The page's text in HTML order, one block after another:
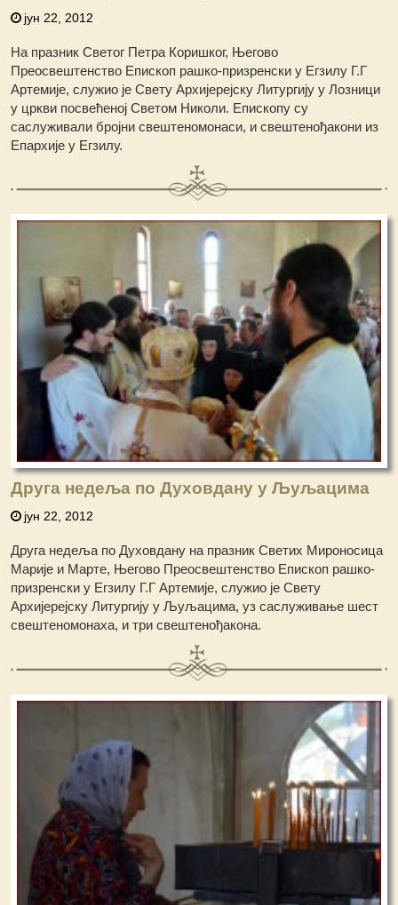
јун 22, 2012
На празник Светог Петра Коришког, Његово
Преосвештенство Епископ рашко-призренски у Егзилу Г.Г
Артемије, служио је Свету Архијерејску Литургију у Лозници
у цркви посвећеној Светом Николи. Епископу су
саслуживали бројни свештеномонаси, и свештенођакони из
Епархије у Егзилу.
Друга недеља по Духовдану у Љуљацима
јун 22, 2012
Друга недеља по Духовдану на празник Светих Мироносица
Марије и Марте, Његово Преосвештенство Епископ рашко-
призренски у Егзилу Г.Г Артемије, служио је Свету
Архијерејску Литургију у Љуљацима, уз саслуживање шест
свештеномонаха, и три свештенођакона.